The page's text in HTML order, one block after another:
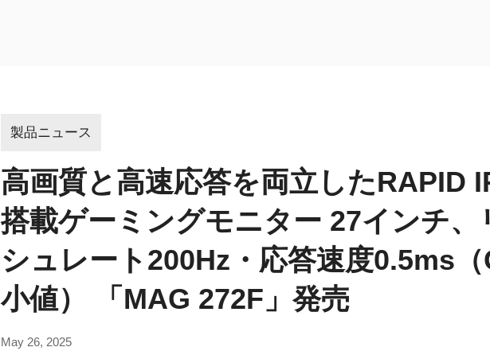
製品ニュース
高画質と高速応答を両立したRAPID
搭載ゲーミングモニター 27インチ、
シュレート200Hz・応答速度0.5ms
小値） 「MAG 272F」発売
May 26, 2025